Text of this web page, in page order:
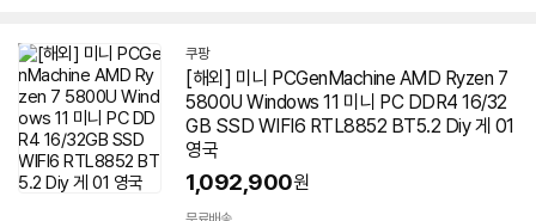
쿠팡
[해외] 미니 PCGenMachine AMD Ryzen 7
5800U Windows 11 미니 PC DDR4 16/32
GB SSD WIFI6 RTL8852 BT5.2 Diy 게 01
영국
1,092,900원